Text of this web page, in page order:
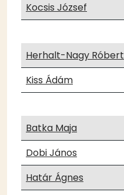
Kocsis József
Herhalt-Nagy Róbert
Kiss Ádám
Batka Maja
Dobi János
Határ Ágnes